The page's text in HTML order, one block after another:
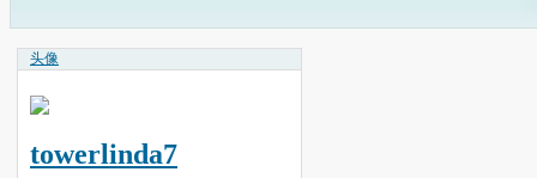
头像
towerlinda7